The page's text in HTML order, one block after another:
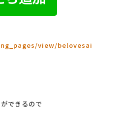
view/belovesai
できるので